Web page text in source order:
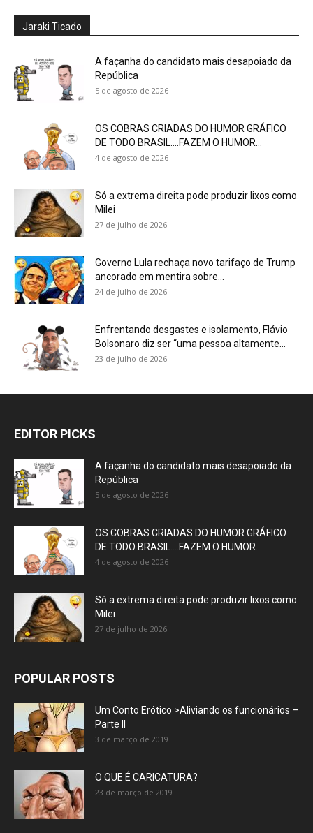
Jaraki Ticado
A façanha do candidato mais desapoiado da
República
5 de agosto de 2026
OS COBRAS CRIADAS DO HUMOR GRÁFICO
DE TODO BRASIL….FAZEM O HUMOR...
4 de agosto de 2026
Só a extrema direita pode produzir lixos como
Milei
27 de julho de 2026
Governo Lula rechaça novo tarifaço de Trump
ancorado em mentira sobre...
24 de julho de 2026
Enfrentando desgastes e isolamento, Flávio
Bolsonaro diz ser “uma pessoa altamente...
23 de julho de 2026
EDITOR PICKS
A façanha do candidato mais desapoiado da
República
5 de agosto de 2026
OS COBRAS CRIADAS DO HUMOR GRÁFICO
DE TODO BRASIL….FAZEM O HUMOR...
4 de agosto de 2026
Só a extrema direita pode produzir lixos como
Milei
27 de julho de 2026
POPULAR POSTS
Um Conto Erótico >Aliviando os funcionários –
Parte II
3 de março de 2019
O QUE É CARICATURA?
23 de março de 2019